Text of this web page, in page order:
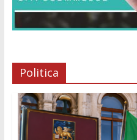
Politica